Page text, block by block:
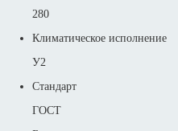
280
Климатическое исполнение
У2
Стандарт
ГОСТ